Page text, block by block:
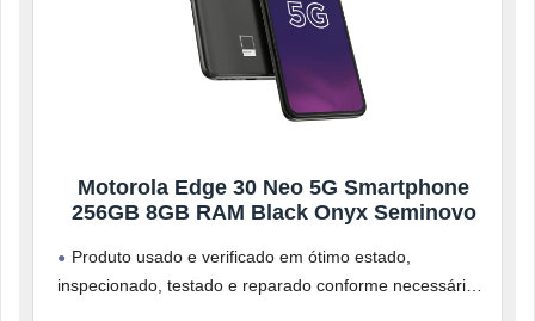
Motorola Edge 30 Neo 5G Smartphone
256GB 8GB RAM Black Onyx Seminovo
Produto usado e verificado em ótimo estado,
inspecionado, testado e reparado conforme necessário